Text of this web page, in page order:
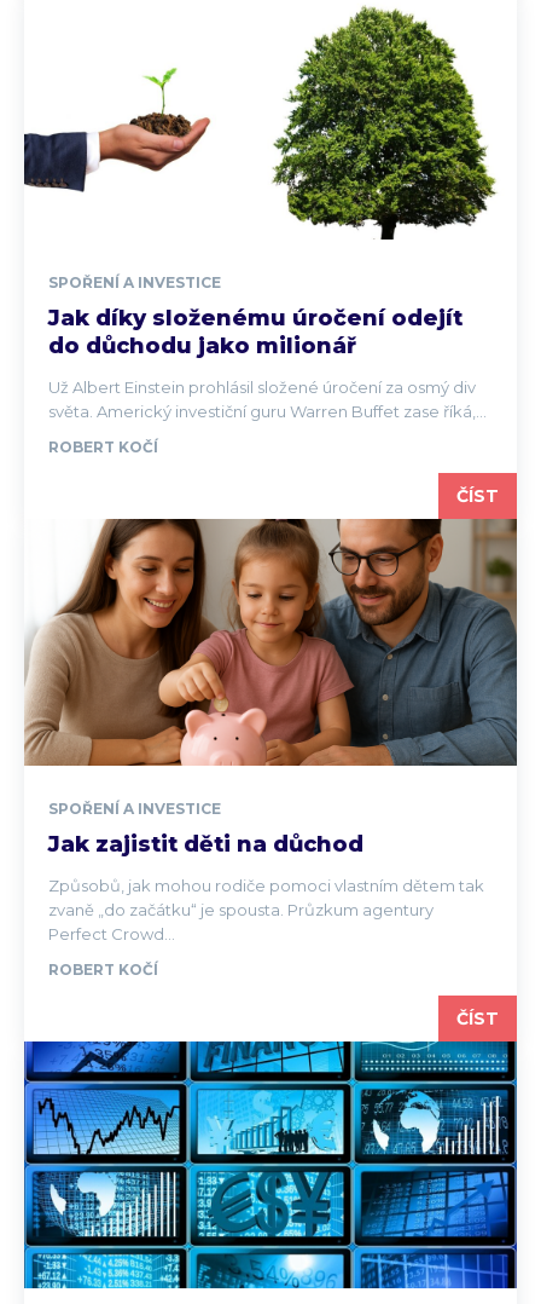
SPOŘENÍ A INVESTICE
Jak díky složenému úročení odejít
do důchodu jako milionář
Už Albert Einstein prohlásil složené úročení za osmý div
světa. Americký investiční guru Warren Buffet zase říká,...
ROBERT KOČÍ
ČÍST
SPOŘENÍ A INVESTICE
Jak zajistit děti na důchod
Způsobů, jak mohou rodiče pomoci vlastním dětem tak
zvaně „do začátku“ je spousta. Průzkum agentury
Perfect Crowd...
ROBERT KOČÍ
ČÍST